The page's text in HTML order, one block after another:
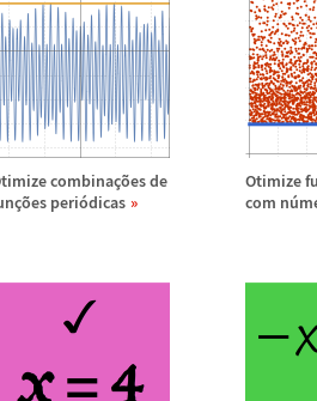
combinações de
ções periódicas
Otimize
com nú